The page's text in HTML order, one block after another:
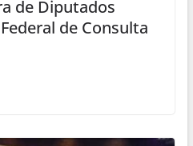
de Diputados
de Consulta